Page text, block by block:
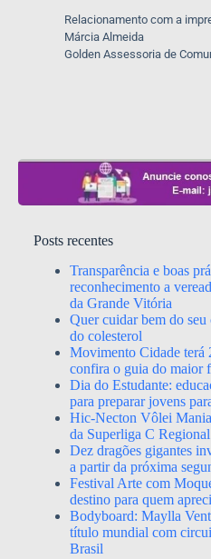
Relacionamento com a
Márcia Almeida
Golden Assessoria de
Posts recentes
Transparência e boas
reconhecimento a
da Grande Vitória
Quer cuidar bem do
do colesterol
Movimento Cidade terá
confira o guia do maior
Dia do Estudante:
para preparar jovens
Hic-Necton Vôlei
da Superliga C
Dez dragões gigantes
a partir da próxima
Festival Arte com
destino para quem
Bodyboard: Maylla
título mundial com
Brasil